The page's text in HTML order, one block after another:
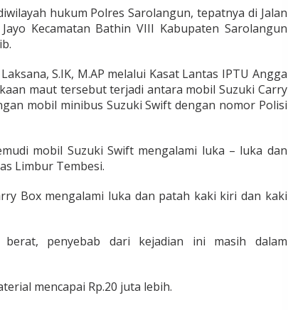
hukum Polres Sarolangun, tepatnya di Jalan
Kecamatan Bathin VIII Kabupaten Sarolangun
S.IK, M.AP melalui Kasat Lantas IPTU Angga
maut tersebut terjadi antara mobil Suzuki Carry
mobil minibus Suzuki Swift dengan nomor Polisi
mobil Suzuki Swift mengalami luka – luka dan
Limbur Tembesi.
Box mengalami luka dan patah kaki kiri dan kaki
berat, penyebab dari kejadian ini masih dalam
mencapai Rp.20 juta lebih.